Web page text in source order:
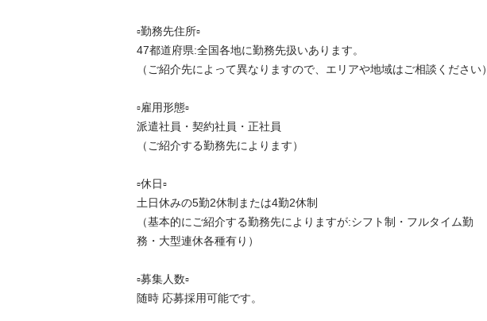
▫️勤務先住所▫️
47都道府県:全国各地に勤務先扱いあります。
（ご紹介先によって異なりますので、エリアや地域はご相談ください）
▫️雇用形態▫️
派遣社員・契約社員・正社員
（ご紹介する勤務先によります）
▫️休日▫️
土日休みの5勤2休制または4勤2休制
（基本的にご紹介する勤務先によりますが:シフト制・フルタイム勤
務・大型連休各種有り）
▫️募集人数▫️
随時 応募採用可能です。